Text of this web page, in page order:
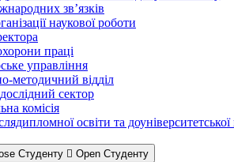
зв’язків
наукової роботи
праці
управління
методичний відділ
сектор
комісія
освіти та доуніверситетської
Студенту Open Студенту